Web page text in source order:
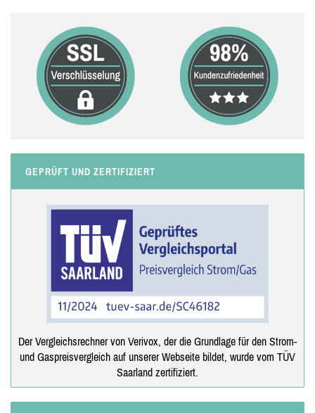
GEPRÜFT UND ZERTIFIZIERT
Der Vergleichsrechner von Verivox, der die Grundlage für den Strom-
und Gaspreisvergleich auf unserer Webseite bildet, wurde vom TÜV
Saarland zertifiziert.